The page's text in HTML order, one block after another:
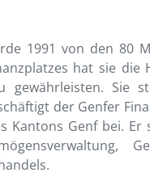
1991 von den 80
hat sie die
gewährleisten. Sie
der Genfer
Kantons Genf bei.